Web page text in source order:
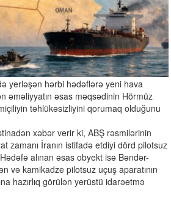
yerləşən hərbi hədəflərə yeni hava
əməliyyatın əsas məqsədinin Hörmüz
təhlükəsizliyini qorumaq olduğunu
xəbər verir ki, ABŞ rəsmilərinin
zamanı İranın istifadə etdiyi dörd pilotsuz
alınan əsas obyekt isə Bəndər-
və kamikadze pilotsuz uçuş aparatının
hazırlıq görülən yerüstü idarəetmə